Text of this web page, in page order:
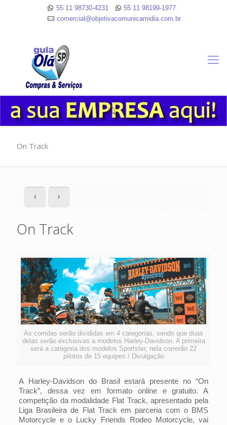
55 11 98730-4231
55 11 98199-1977
comercial@objetivacomunicamidia.com.br
On Track
On Track
As corridas serão divididas em 4 categorias, sendo que duas
delas serão exclusivas a modelos Harley-Davidson. A primeira
será a categoria dos modelos Sportster, nela correrão 22
pilotos de 15 equipes / Divulgação
A Harley-Davidson do Brasil estará presente no “On
Track”, dessa vez em formato online e gratuito. A
competição da modalidade Flat Track, apresentado pela
Liga Brasileira de Flat Track em parceria com o BMS
Motorcycle e o Lucky Friends Rodeo Motorcycle, vai